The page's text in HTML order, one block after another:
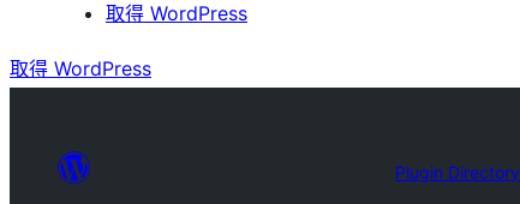
取得 WordPress
取得 WordPress
Plugin Directory